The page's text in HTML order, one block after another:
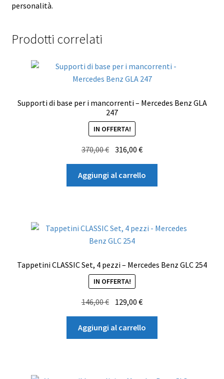
personalità.
Prodotti correlati
Supporti di base per i mancorrenti – Mercedes Benz GLA
247
IN OFFERTA!
370,00€
originale
era:
316,00€Il
attuale
è:
Aggiungi al carrello
Tappetini CLASSIC Set, 4 pezzi – Mercedes Benz GLC 254
IN OFFERTA!
146,00€
prezzo
originale
era:
129,00€Il
prezzo
attuale
è:
Aggiungi al carrello